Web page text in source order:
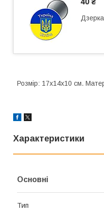
Розмір: 17х14х10 см.
Характеристики
Основні
Тип